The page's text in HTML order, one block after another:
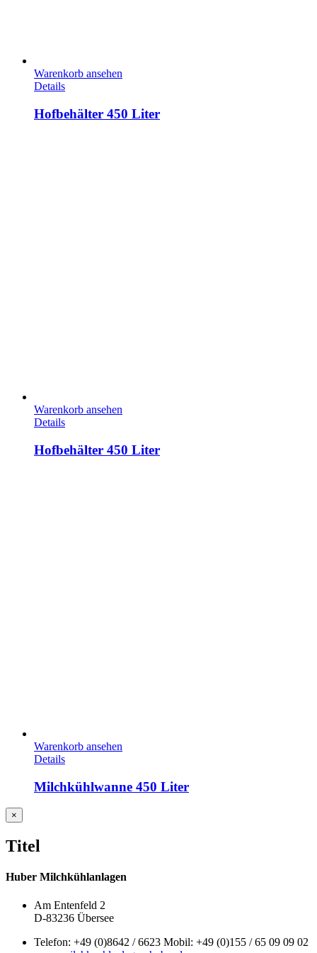
Warenkorb ansehen
Details
Hofbehälter 450 Liter
Warenkorb ansehen
Details
Hofbehälter 450 Liter
Warenkorb ansehen
Details
Milchkühlwanne 450 Liter
Close
product
view
×
Titel
Huber Milchkühlanlagen
Am Entenfeld 2
D-83236 Übersee
Telefon: +49 (0)8642 / 6623 Mobil: +49 (0)155 / 65 09 09 02